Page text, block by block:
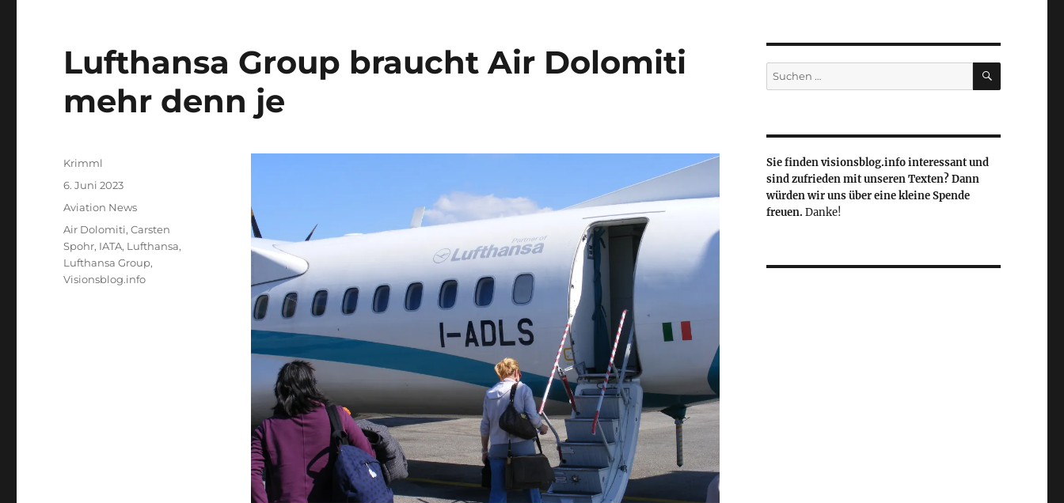
Lufthansa Group braucht Air Dolomiti
mehr denn je
Autor
Krimml
Veröffentlicht
am
6. Juni 2023
Kategorien
Aviation News
Schlagwörter
Air Dolomiti,Carsten
Spohr, IATA, Lufthansa,
Lufthansa Group,
Visionsblog.info
Suche
nach:
SUCHEN
Sie finden visionsblog.info interessant und
sind zufrieden mit unseren Texten? Dann
würden wir uns über eine kleine Spende
freuen. Danke!